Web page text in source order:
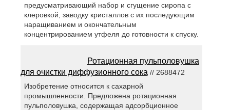
предусматривающий набор и сгущение сиропа с
клеровкой, заводку кристаллов с их последующим
наращиванием и окончательным
концентрированием утфеля до готовности к спуску.
Ротационная пульполовушка
для очистки диффузионного сока // 2688472
Изобретение относится к сахарной
промышленности. Предложена ротационная
пульполовушка, содержащая адсорбционное